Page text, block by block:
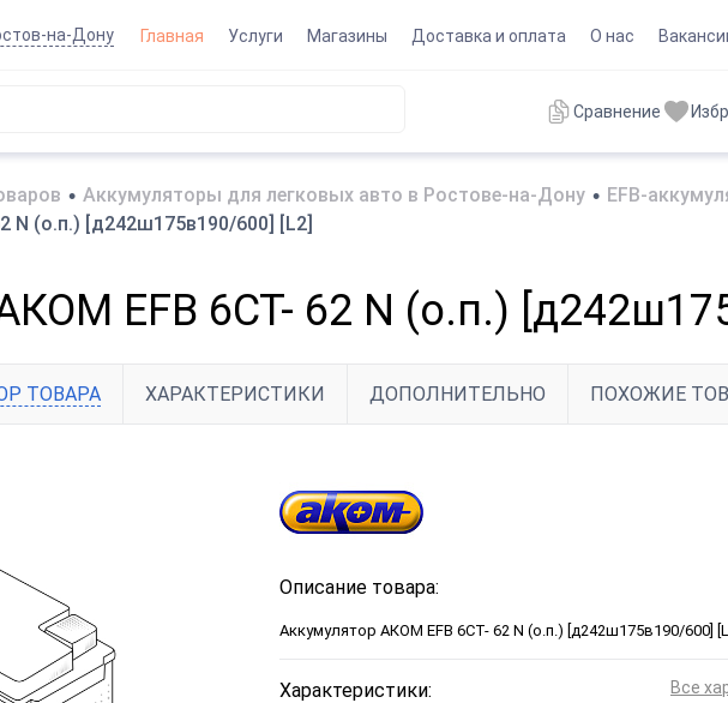
на-Дону Главная Услуги Магазины Доставка и оплата О нас
Сравнение
• Аккумуляторы для легковых авто в Ростове-на-Дону • EFB-
N (о.п.) [д242ш175в190/600] [L2]
EFB 6СТ- 62 N (о.п.)
ТОВАРА ХАРАКТЕРИСТИКИ ДОПОЛНИТЕЛЬНО ПОХОЖИЕ
Описание товара:
Аккумулятор АКОМ EFB 6СТ- 62 N (о.п.) [д242ш175в190/600]
Характеристики: Все